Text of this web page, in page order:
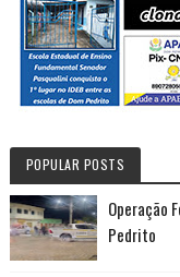
POPULAR POSTS
Operação
Pedrito